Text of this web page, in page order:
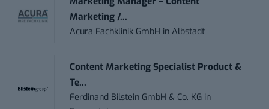
Marketing /...
Acura Fachklinik GmbH inAlbstadt
Content Marketing Specialist Product &
Te...
Ferdinand Bilstein GmbH & Co. KG in